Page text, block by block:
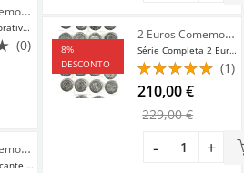
2 Euros Comemorativos 2025
2 Euro Comemorativo Vaticano Miguel Ângelo Buonarroti 2025 Bnc
(0)
2 Euros Comemorativos 2025 2 Euros Comemorativos
2 Euro Sede Vacante 2025 Vaticano Bnc Muito Raro
8%
DESCONTO
2 Euros Comemorativos 2025
Série Completa 2 Euros Comemorativos 2025 27 Moedas
Avaliação
5.00 de 5
(1)
210,00€
229,00€